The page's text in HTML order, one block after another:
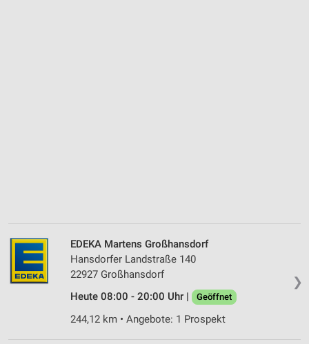
❯
EDEKA Martens Großhansdorf
Hansdorfer Landstraße 140
22927 Großhansdorf
Heute 08:00 - 20:00 Uhr |
Geöffnet
244,12 km • Angebote: 1 Prospekt